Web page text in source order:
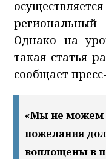
Однако на
такая статья
сообщает
«Мы не можем
пожелания
воплощены в